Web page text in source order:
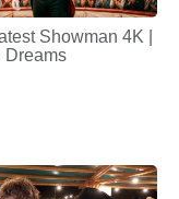
Showman 4K |
Dreams